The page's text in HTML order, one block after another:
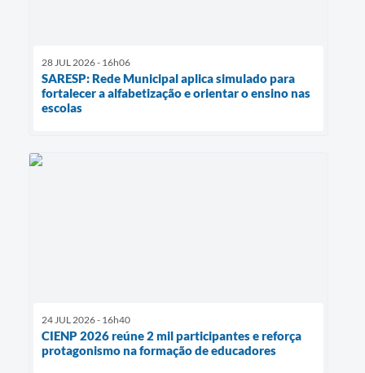
28 JUL 2026 - 16h06
SARESP: Rede Municipal aplica simulado para
fortalecer a alfabetização e orientar o ensino nas
escolas
24 JUL 2026 - 16h40
CIENP 2026 reúne 2 mil participantes e reforça
protagonismo na formação de educadores